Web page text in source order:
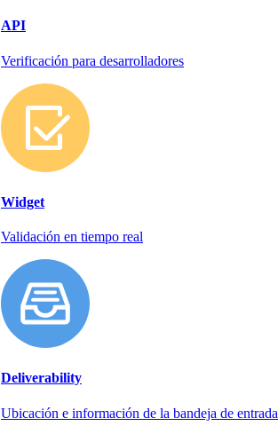
API
Verificación para desarrolladores
Widget
Validación en tiempo real
Deliverability
Ubicación e información de la bandeja de entrada